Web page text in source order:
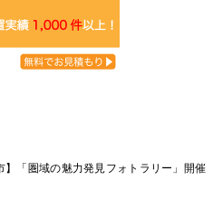
】「圏域の魅力発見フォトラリー」開催